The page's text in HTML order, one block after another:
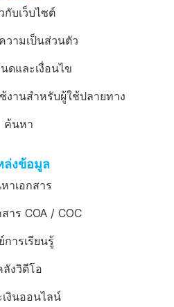
กับเว็บไซต์
วามเป็นส่วนตัว
ดและเงื่อนไข
งานสำหรับผู้ใช้ปลายทาง
ค้นหา
ล่งข้อมูล
าเอกสาร
าร COA / COC
การเรียนรู้
ลังวิดีโอ
เงินออนไลน์